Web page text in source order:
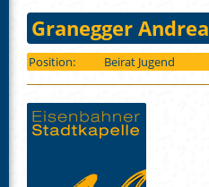
Granegger Andrea
Position: Beirat Jugend